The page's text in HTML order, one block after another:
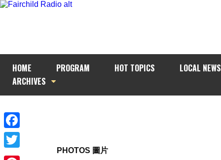
HOME PROGRAM HOT TOPICS
LOCAL NEWS
ARCHIVES
Facebook
Twitter
PHOTOS 圖片